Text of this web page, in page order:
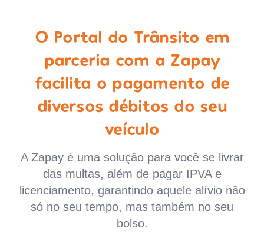
O Portal do Trânsito em
parceria com a Zapay
facilita o pagamento de
diversos débitos do seu
veículo
A Zapay é uma solução para você se livrar
das multas, além de pagar IPVA e
licenciamento, garantindo aquele alívio não
só no seu tempo, mas também no seu
bolso.